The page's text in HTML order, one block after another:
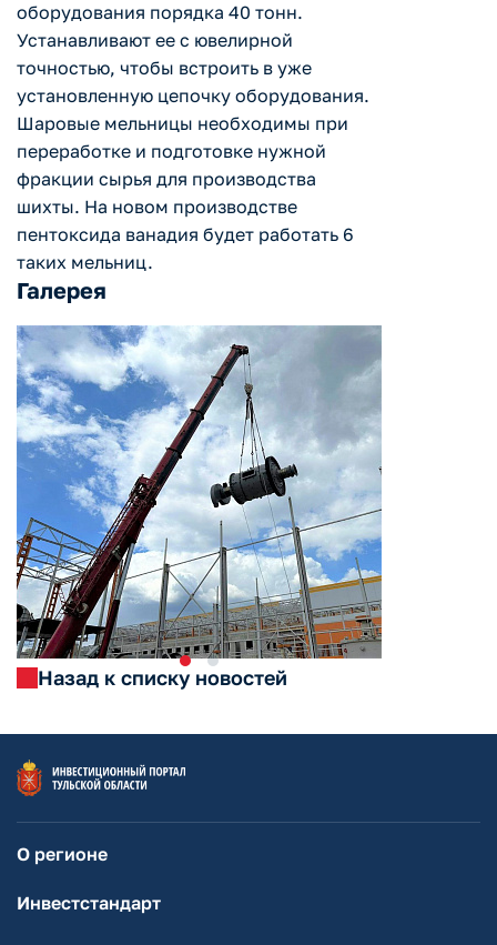
оборудования порядка 40 тонн.
Устанавливают ее с ювелирной
точностью, чтобы встроить в уже
установленную цепочку оборудования.
Шаровые мельницы необходимы при
переработке и подготовке нужной
фракции сырья для производства
шихты. На новом производстве
пентоксида ванадия будет работать 6
таких мельниц.
Галерея
Назад к списку новостей
О регионе
Инвестстандарт